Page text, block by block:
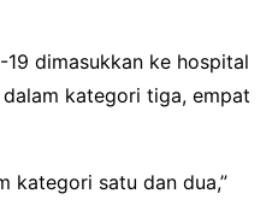
19 dimasukkan ke hospital
kategori tiga, empat
kategori satu dan dua,”